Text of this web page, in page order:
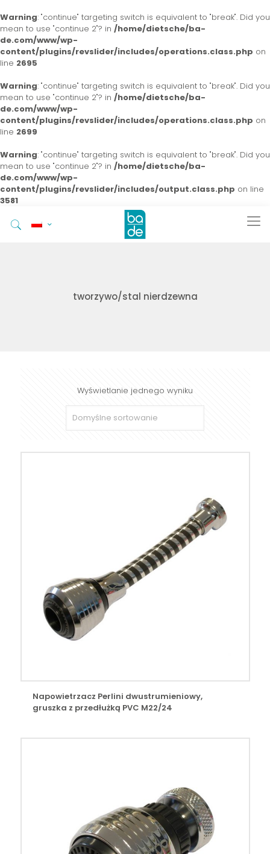
Warning: "continue" targeting switch is equivalent to "break". Did you
mean to use "continue 2"? in /home/dietsche/ba-
de.com/www/wp-
content/plugins/revslider/includes/operations.class.php on
line 2695
Warning: "continue" targeting switch is equivalent to "break". Did you
mean to use "continue 2"? in /home/dietsche/ba-
de.com/www/wp-
content/plugins/revslider/includes/operations.class.php on
line 2699
Warning: "continue" targeting switch is equivalent to "break". Did you
mean to use "continue 2"? in /home/dietsche/ba-
de.com/www/wp-
content/plugins/revslider/includes/output.class.php on line
3581
tworzywo/stal nierdzewna
Wyświetlanie jednego wyniku
Napowietrzacz Perlini dwustrumieniowy,
gruszka z przedłużką PVC M22/24